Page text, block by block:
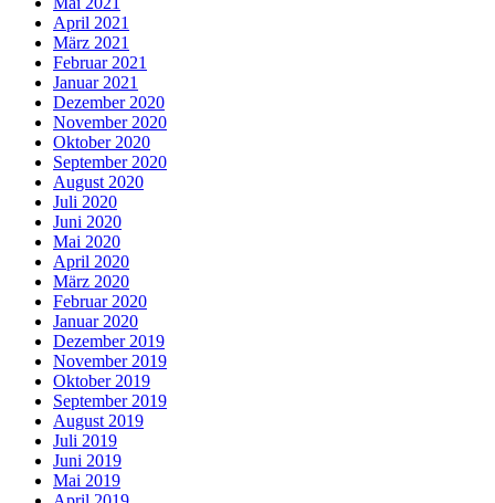
April 2021
März 2021
Februar 2021
Januar 2021
Dezember 2020
November 2020
Oktober 2020
September 2020
August 2020
Juli 2020
Juni 2020
Mai 2020
April 2020
März 2020
Februar 2020
Januar 2020
Dezember 2019
November 2019
Oktober 2019
September 2019
August 2019
Juli 2019
Juni 2019
Mai 2019